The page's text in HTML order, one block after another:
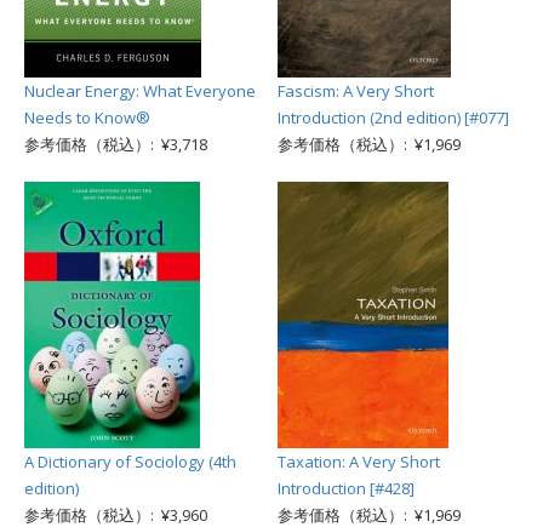
Nuclear Energy: What Everyone
Needs to Know®
参考価格（税込）: ¥3,718
Fascism: A Very Short
Introduction (2nd edition) [#077]
参考価格（税込）: ¥1,969
A Dictionary of Sociology (4th
edition)
参考価格（税込）: ¥3,960
Taxation: A Very Short
Introduction [#428]
参考価格（税込）: ¥1,969